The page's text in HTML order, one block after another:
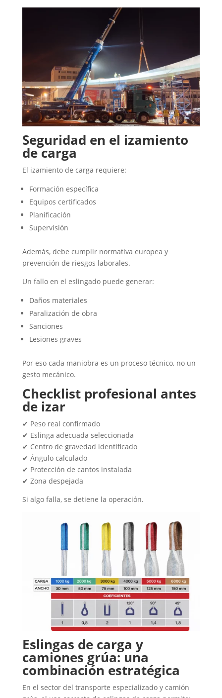
Seguridad en el izamiento
de carga
El izamiento de carga requiere:
Formación específica
Equipos certificados
Planificación
Supervisión
Además, debe cumplir normativa europea y
prevención de riesgos laborales.
Un fallo en el eslingado puede generar:
Daños materiales
Paralización de obra
Sanciones
Lesiones graves
Por eso cada maniobra es un proceso técnico, no un
gesto mecánico.
Checklist profesional antes
de izar
✔ Peso real confirmado
✔ Eslinga adecuada seleccionada
✔ Centro de gravedad identificado
✔ Ángulo calculado
✔ Protección de cantos instalada
✔ Zona despejada
Si algo falla, se detiene la operación.
Eslingas de carga y
camiones grúa: una
combinación estratégica
En el sector del transporte especializado y camión